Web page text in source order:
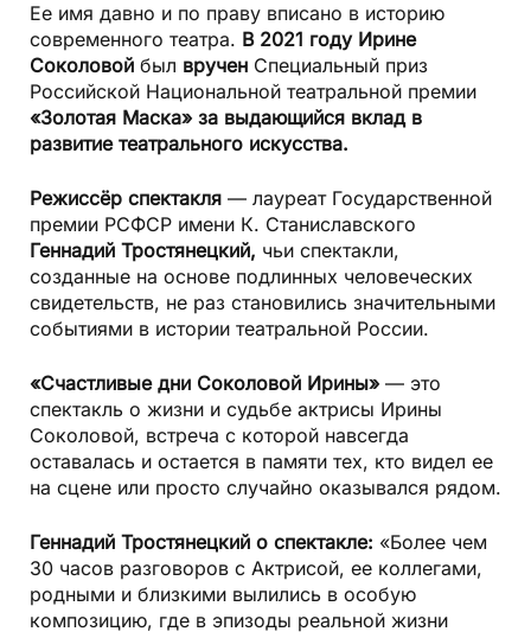
Ее имя давно и по праву вписано в историю
современного театра. В 2021 году Ирине
Соколовой был вручен Специальный приз
Российской Национальной театральной премии
«Золотая Маска» за выдающийся вклад в
развитие театрального искусства.
Режиссёр спектакля — лауреат Государственной
премии РСФСР имени К. Станиславского
Геннадий Тростянецкий, чьи спектакли,
созданные на основе подлинных человеческих
свидетельств, не раз становились значительными
событиями в истории театральной России.
«Счастливые дни Соколовой Ирины» — это
спектакль о жизни и судьбе актрисы Ирины
Соколовой, встреча с которой навсегда
оставалась и остается в памяти тех, кто видел ее
на сцене или просто случайно оказывался рядом.
Геннадий Тростянецкий о спектакле: «Более чем
30 часов разговоров с Актрисой, ее коллегами,
родными и близкими вылились в особую
композицию, где в эпизоды реальной жизни